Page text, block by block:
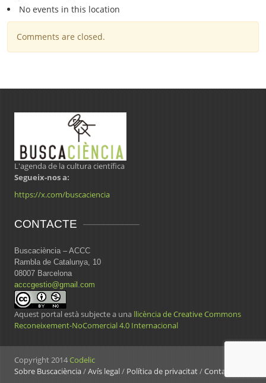
No events in this location
Comments are closed.
L'agenda de la cultura científica
Segueix-nos a:
https://x.com/buscaciencia
CONTACTE
Buscaciència – ACCC
Rambla de Catalunya, 10
08007 Barcelona
acccgestio@gmail.com
Aquest portal està subjecte a una llicència de Creative Commons
Reconeixement-NoComercial 4.0 Internacional
Copyright 2014Codelic
Sobre Buscaciència/Avís legal/ Política de privacitat/Contacte